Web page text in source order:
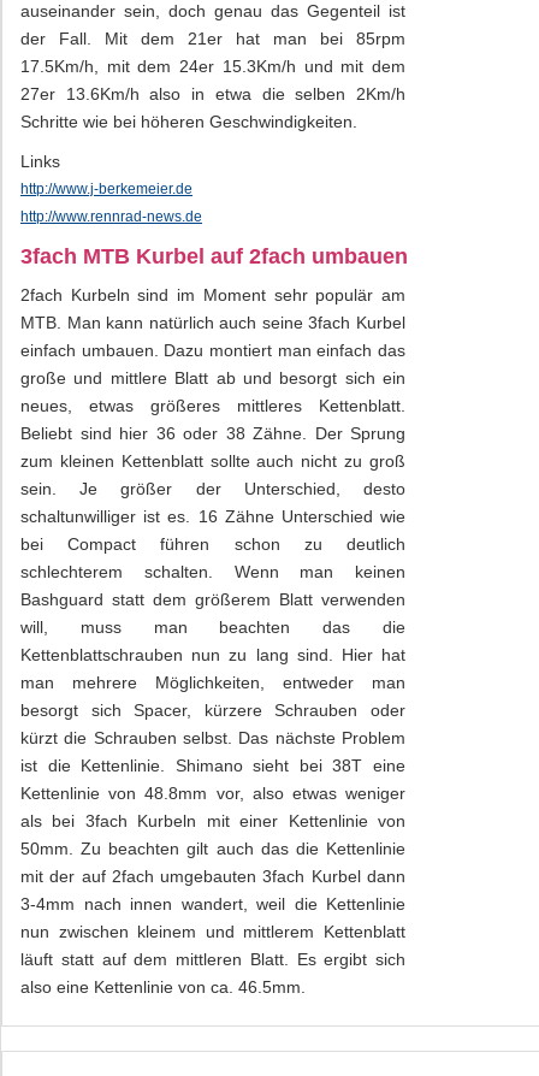
auseinander sein, doch genau das Gegenteil ist
der Fall. Mit dem 21er hat man bei 85rpm
17.5Km/h, mit dem 24er 15.3Km/h und mit dem
27er 13.6Km/h also in etwa die selben 2Km/h
Schritte wie bei höheren Geschwindigkeiten.
Links
http://www.j-berkemeier.de
http://www.rennrad-news.de
3fach MTB Kurbel auf 2fach umbauen
2fach Kurbeln sind im Moment sehr populär am
MTB. Man kann natürlich auch seine 3fach Kurbel
einfach umbauen. Dazu montiert man einfach das
große und mittlere Blatt ab und besorgt sich ein
neues, etwas größeres mittleres Kettenblatt.
Beliebt sind hier 36 oder 38 Zähne. Der Sprung
zum kleinen Kettenblatt sollte auch nicht zu groß
sein. Je größer der Unterschied, desto
schaltunwilliger ist es. 16 Zähne Unterschied wie
bei Compact führen schon zu deutlich
schlechterem schalten. Wenn man keinen
Bashguard statt dem größerem Blatt verwenden
will, muss man beachten das die
Kettenblattschrauben nun zu lang sind. Hier hat
man mehrere Möglichkeiten, entweder man
besorgt sich Spacer, kürzere Schrauben oder
kürzt die Schrauben selbst. Das nächste Problem
ist die Kettenlinie. Shimano sieht bei 38T eine
Kettenlinie von 48.8mm vor, also etwas weniger
als bei 3fach Kurbeln mit einer Kettenlinie von
50mm. Zu beachten gilt auch das die Kettenlinie
mit der auf 2fach umgebauten 3fach Kurbel dann
3-4mm nach innen wandert, weil die Kettenlinie
nun zwischen kleinem und mittlerem Kettenblatt
läuft statt auf dem mittleren Blatt. Es ergibt sich
also eine Kettenlinie von ca. 46.5mm.